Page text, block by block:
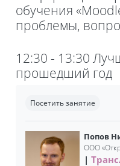
обучения
проблемы,
12:30 - 13:30
прошедший год
Посетить занятие
Попов
ООО